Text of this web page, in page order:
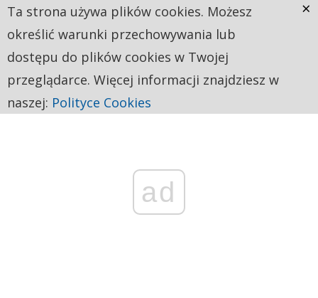
ad
Ta strona używa plików cookies. Możesz
określić warunki przechowywania lub
dostępu do plików cookies w Twojej
przeglądarce. Więcej informacji znajdziesz w
naszej: Polityce Cookies
×